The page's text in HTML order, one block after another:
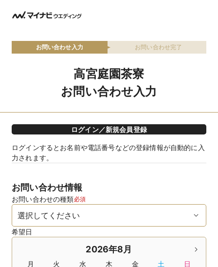
お問い合わせ入力 お問い合わせ完了
高宮庭園茶寮
お問い合わせ入力
ログイン／新規会員登録
ログインするとお名前や電話番号などの登録情報が自動的に入
力されます。
お問い合わせ情報
お問い合わせの種類必須
希望日
2026年8月
月 火 水 木 金 土 日